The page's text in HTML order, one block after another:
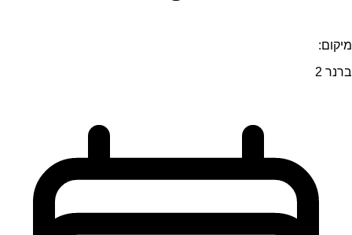
מיקום:
ברנר 2